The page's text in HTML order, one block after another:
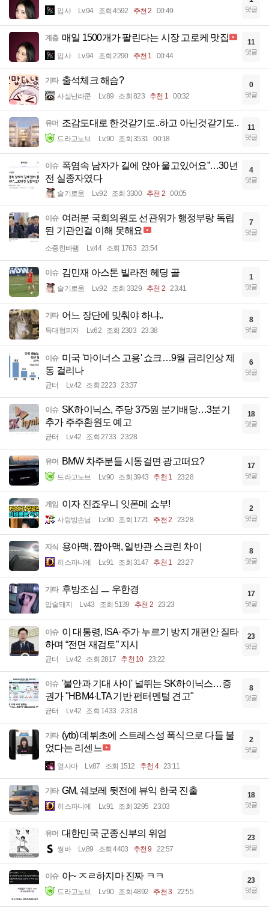
입사 Lv.94 조회 4592 추천 2 00:49 댓글
계층 매일 1500개가 팔린다는 시장 고로케 맛집
입사 Lv.94 조회 2290 추천 1 00:44
11
댓글
기타 출석체크 해슴?
사실난라쿤 Lv.89 조회 823 추천 1 00:32
0
댓글
유머 조감도대로 한것같기도..하고 아닌것같기도..
드라고노브 Lv.90 조회 3531 00:18
11
댓글
이슈 폭염속 남자가 길에 앉아 울고있어요”…30년
전 실종자였다
슬기로움 Lv.92 조회 3300 추천 2 00:05
4
댓글
이슈 여러분 국회의원도 선관위가 행정부랑 독립
된 기관인걸 이해 못해요
소중한바램 Lv.44 조회 1763 23:54
7
댓글
이슈 김민재 아스톤 빌라전 헤딩 골
슬기로움 Lv.92 조회 3329 추천 2 23:41
1
댓글
기타 어느 장단에 맞춰야 하냐..
특대형피자 Lv.62 조회 2303 23:38
8
댓글
이슈 미국 '마이너스 고용' 쇼크…9월 금리인상 제
동 걸리나
균터 Lv.42 조회 2223 23:37
6
댓글
이슈 SK하이닉스, 주당 375원 분기배당…3분기
추가 주주환원도 예고
균터 Lv.42 조회 2733 23:28
18
댓글
유머 BMW 차주분들 시동걸면 광고떠요?
드라고노브 Lv.90 조회 3943 추천 1 23:28
17
댓글
게임 이자 진죠우니 잇폰메 쇼부!
사랑방손님 Lv.90 조회 1721 추천 2 23:28
2
댓글
지식 용아맥, 짭아맥, 일반관 스크린 차이
히스파니에 Lv.91 조회 3147 추천 1 23:27
8
댓글
기타 후방조심 ㅡ 우한경
입술돼지 Lv.43 조회 5139 추천 2 23:23
17
댓글
이슈 이 대통령, ISA·주가 누르기 방지 개편안 질타
하며 “전면 재검토” 지시
균터 Lv.42 조회 2817 추천 10 23:22
23
댓글
이슈 '불안과 기대 사이' 널뛰는 SK하이닉스…증
권가 "HBM4·LTA 기반 펀터멘털 견고"
균터 Lv.42 조회 1433 23:18
8
댓글
기타 (ytb) 데뷔초에 스트레스성 폭식으로 다들 불
었다는 리센느
옆사마 Lv.87 조회 1512 추천 4 23:11
2
댓글
기타 GM, 쉐보레 뒷전에 뷰익 한국 진출
히스파니에 Lv.91 조회 3295 23:03
18
댓글
유머 대한민국 군종신부의 위엄
썽바 Lv.89 조회 4403 추천 9 22:57
23
댓글
이슈 아~ ㅈㄹ하지마 진짜 ㅋㅋ
드라고노브 Lv.90 조회 4892 추천 3 22:55
23
댓글